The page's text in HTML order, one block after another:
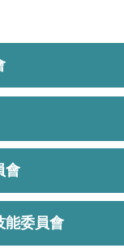
會
能委員會